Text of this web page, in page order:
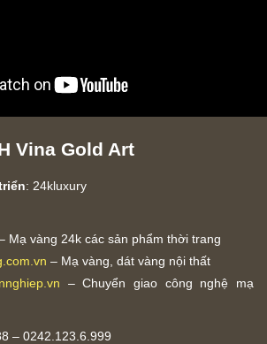
Vina Gold Art
: 24kluxury
Mạ vàng 24k các sản phẩm thời trang
– Mạ vàng, dát vàng nội thất
– Chuyển giao công nghệ mạ
– 0242.123.6.999